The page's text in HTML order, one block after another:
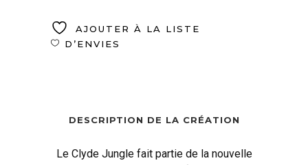
AJOUTER À LA LISTE
D’ENVIES
DESCRIPTION DE LA CRÉATION
Le Clyde Jungle fait partie de la nouvelle